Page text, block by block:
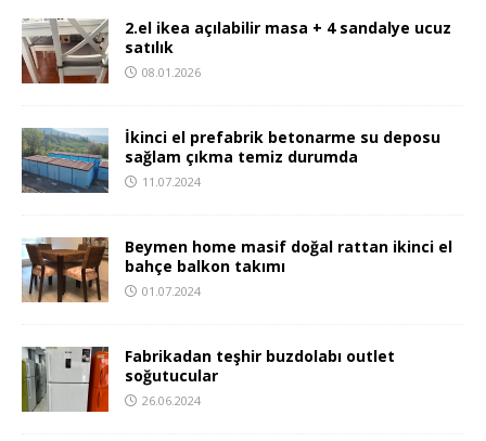
2.el ikea açılabilir masa + 4 sandalye ucuz
satılık
08.01.2026
İkinci el prefabrik betonarme su deposu
sağlam çıkma temiz durumda
11.07.2024
Beymen home masif doğal rattan ikinci el
bahçe balkon takımı
01.07.2024
Fabrikadan teşhir buzdolabı outlet
soğutucular
26.06.2024